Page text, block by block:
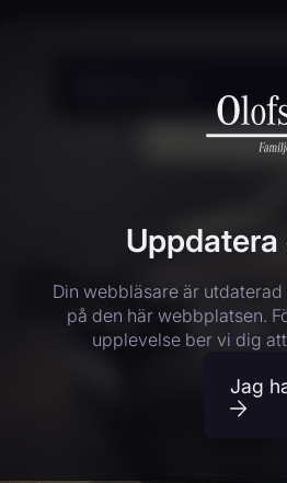
Din webbläsare är
på den här webbplatsen.
upplevelse ber vi dig
Jag